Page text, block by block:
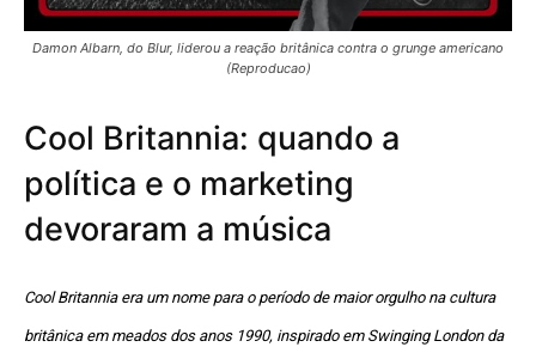
Damon Albarn, do Blur, liderou a reação britânica contra o grunge americano
(Reproducao)
Cool Britannia: quando a
política e o marketing
devoraram a música
Cool Britannia era um nome para o período de maior orgulho na cultura
britânica em meados dos anos 1990, inspirado em Swinging London da